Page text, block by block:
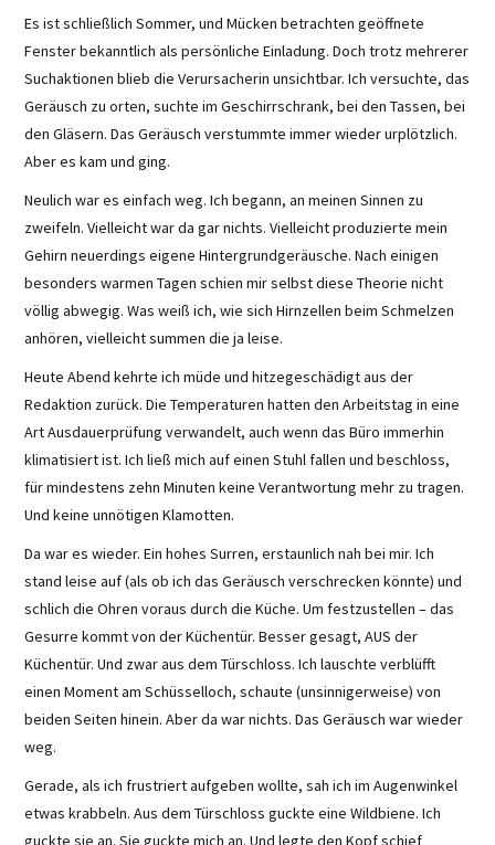
Es ist schließlich Sommer, und Mücken betrachten geöffnete
Fenster bekanntlich als persönliche Einladung. Doch trotz mehrerer
Suchaktionen blieb die Verursacherin unsichtbar. Ich versuchte, das
Geräusch zu orten, suchte im Geschirrschrank, bei den Tassen, bei
den Gläsern. Das Geräusch verstummte immer wieder urplötzlich.
Aber es kam und ging.
Neulich war es einfach weg. Ich begann, an meinen Sinnen zu
zweifeln. Vielleicht war da gar nichts. Vielleicht produzierte mein
Gehirn neuerdings eigene Hintergrundgeräusche. Nach einigen
besonders warmen Tagen schien mir selbst diese Theorie nicht
völlig abwegig. Was weiß ich, wie sich Hirnzellen beim Schmelzen
anhören, vielleicht summen die ja leise.
Heute Abend kehrte ich müde und hitzegeschädigt aus der
Redaktion zurück. Die Temperaturen hatten den Arbeitstag in eine
Art Ausdauerprüfung verwandelt, auch wenn das Büro immerhin
klimatisiert ist. Ich ließ mich auf einen Stuhl fallen und beschloss,
für mindestens zehn Minuten keine Verantwortung mehr zu tragen.
Und keine unnötigen Klamotten.
Da war es wieder. Ein hohes Surren, erstaunlich nah bei mir. Ich
stand leise auf (als ob ich das Geräusch verschrecken könnte) und
schlich die Ohren voraus durch die Küche. Um festzustellen – das
Gesurre kommt von der Küchentür. Besser gesagt, AUS der
Küchentür. Und zwar aus dem Türschloss. Ich lauschte verblüfft
einen Moment am Schüsselloch, schaute (unsinnigerweise) von
beiden Seiten hinein. Aber da war nichts. Das Geräusch war wieder
weg.
Gerade, als ich frustriert aufgeben wollte, sah ich im Augenwinkel
etwas krabbeln. Aus dem Türschloss guckte eine Wildbiene. Ich
guckte sie an. Sie guckte mich an. Und legte den Kopf schief